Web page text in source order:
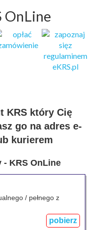
OnLine
KRS który Cię
go na adres e-
kurierem
- KRS OnLine
/ pełnego z
pobierz